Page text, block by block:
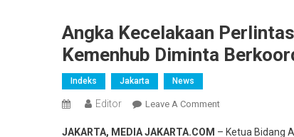
Angka Kecelakaan
Kemenhub Diminta
Indeks Jakarta News
Editor Leave A CommentOn
JAKARTA, MEDIA JAKARTA.COM – Ketua Bidang